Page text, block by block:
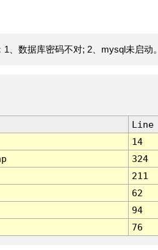
、数据库密码不对; 2、mysql未启动。
Line
14
324
211
62
94
76